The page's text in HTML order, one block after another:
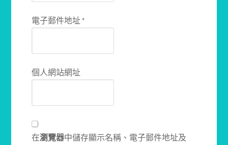
電子郵件地址*
個人網站網址
在瀏覽器中儲存顯示名稱、電子郵件地址及